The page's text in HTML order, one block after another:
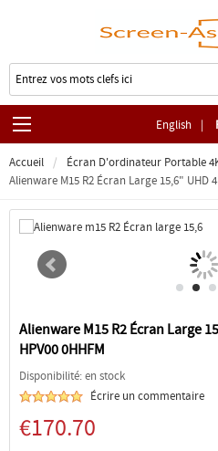
English |
Accueil
Écran D'ordinateur Portable
Alienware M15 R2 Écran Large 15,6" UHD
Alienware M15 R2 Écran Large
HPV00 0HHFM
Disponibilité: en stock
Écrire un commentaire
€170.70